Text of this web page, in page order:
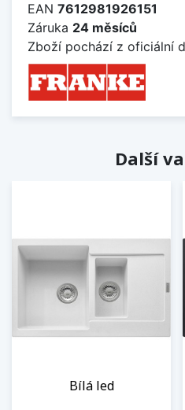
EAN 7612981926151
Záruka 24 měsíců
Zboží pochází z oficiální
Další
Bílá led